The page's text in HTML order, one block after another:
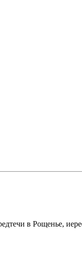
в Рощенье,